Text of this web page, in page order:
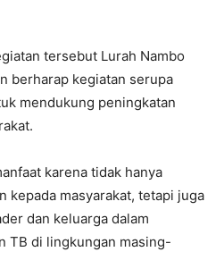
tersebut Lurah Nambo
berharap kegiatan serupa
mendukung peningkatan
karena tidak hanya
kepada masyarakat, tetapi juga
dan keluarga dalam
TB di lingkungan masing-